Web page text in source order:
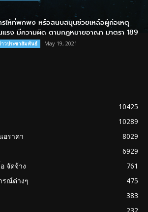
รให้ที่พักพิง หรือสนับสนุนช่วยเหลือผู้ก่อเหตุ
แรง มีความผิด ตามกฎหมายอาญา มาตรา 189
วประชาสัมพันธ์ May 19, 2021
10425
10289
อราคา
8029
6929
จัดจ้าง
761
รณ์ต่างๆ
475
383